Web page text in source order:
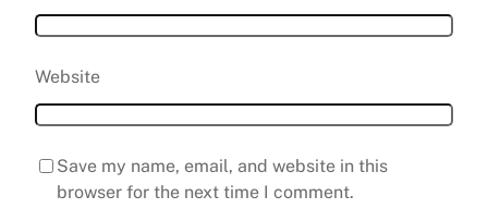
Website
Save my name, email, and website in this
browser for the next time I comment.